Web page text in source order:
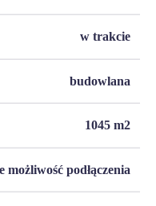
w trakcie
budowlana
1045 m2
możliwość podłączenia